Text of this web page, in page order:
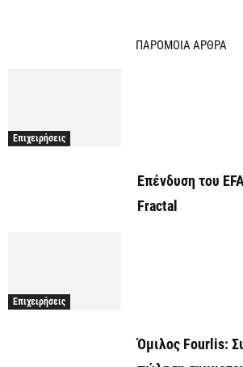
ΠΑΡΟΜΟΙΑ ΑΡΘΡΑ
Επιχειρήσεις
Επένδυση του
Fractal
Επιχειρήσεις
Όμιλος Fourlis: